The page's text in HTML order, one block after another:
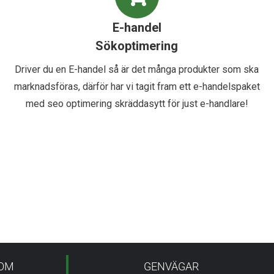
E-handel
Sökoptimering
Driver du en E-handel så är det många produkter som ska
marknadsföras, därför har vi tagit fram ett e-handelspaket
med seo optimering skräddasytt för just e-handlare!
GENVÄGAR